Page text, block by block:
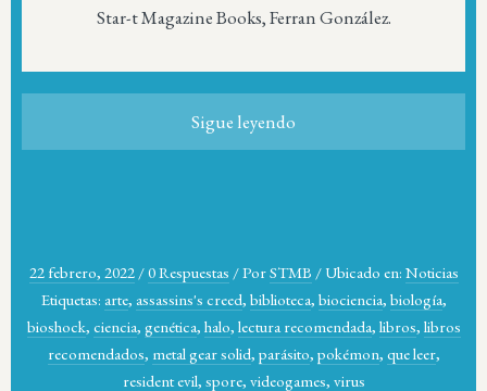
Star-t Magazine Books, Ferran González.
Sigue leyendo
22 febrero, 2022 /0 Respuestas /PorSTMB / Ubicado en: Noticias
Etiquetas: arte, assassins's creed, biblioteca, biociencia, biología,
bioshock, ciencia, genética, halo, lectura recomendada, libros, libros
recomendados, metal gear solid, parásito, pokémon, que leer,
resident evil, spore, videogames, virus